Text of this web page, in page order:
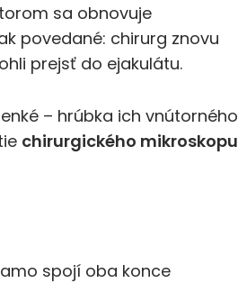
sa obnovuje
povedané: chirurg znovu
prejsť do ejakulátu.
– hrúbka ich vnútorného
chirurgického mikroskopu
spojí oba konce